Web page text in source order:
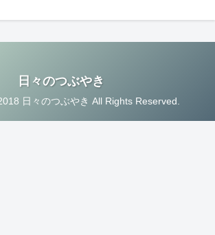
日々のつぶやき
日々のつぶやき All Rights Reserved.